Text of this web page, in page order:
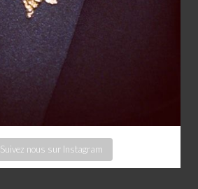
Suivez nous sur Instagram